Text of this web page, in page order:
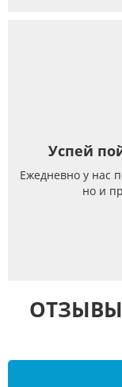
Успей
Ежедневно у нас
но и